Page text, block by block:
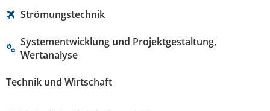
Strömungstechnik
Systementwicklung und Projektgestaltung,
Wertanalyse
Technik und Wirtschaft